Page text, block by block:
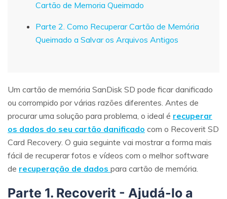
Cartão de Memoria Queimado
Parte 2. Como Recuperar Cartão de Memória
Queimado a Salvar os Arquivos Antigos
Um cartão de memória SanDisk SD pode ficar danificado
ou corrompido por várias razões diferentes. Antes de
procurar uma solução para problema, o ideal é recuperar
os dados do seu cartão danificado com o Recoverit SD
Card Recovery. O guia seguinte vai mostrar a forma mais
fácil de recuperar fotos e vídeos com o melhor software
de recuperação de dados para cartão de memória.
Parte 1. Recoverit - Ajudá-lo a